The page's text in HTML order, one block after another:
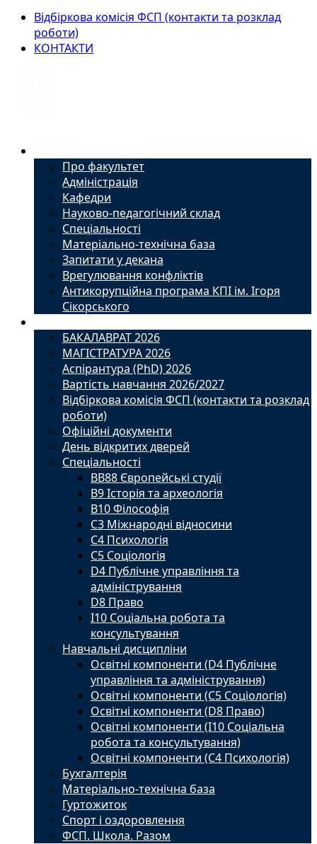
Відбіркова комісія ФСП (контакти та розклад
роботи)
КОНТАКТИ
Про факультет
Адміністрація
Кафедри
Науково-педагогічний склад
Спеціальності
Матеріально-технічна база
Запитати у декана
Врегулювання конфліктів
Антикорупційна програма КПІ ім. Ігоря
Сікорського
БАКАЛАВРАТ 2026
МАГІСТРАТУРА 2026
Аспірантура (PhD) 2026
Вартість навчання 2026/2027
Відбіркова комісія ФСП (контакти та розклад
роботи)
Офіційні документи
День відкритих дверей
Спеціальності
BВ88 Європейські студії
B9 Історія та археологія
B10 Філософія
C3 Міжнародні відносини
C4 Психологія
С5 Соціологія
D4 Публічне управління та
адміністрування
D8 Право
I10 Соціальна робота та
консультування
Навчальні дисципліни
Освітні компоненти (D4 Публічне
управління та адміністрування)
Освітні компоненти (С5 Соціологія)
Освітні компоненти (D8 Право)
Освітні компоненти (I10 Соціальна
робота та консультування)
Освітні компоненти (С4 Психологія)
Бухгалтерія
Матеріально-технічна база
Гуртожиток
Спорт і оздоровлення
ФСП. Школа. Разом